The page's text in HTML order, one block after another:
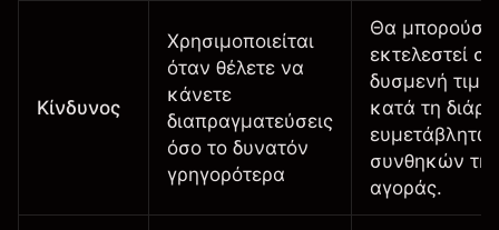
Κίνδυνος
Χρησιμοποιείται
όταν θέλετε να
κάνετε
διαπραγματεύσεις
όσο το δυνατόν
γρηγορότερα
Θα μπορούσε
εκτελεστεί σε
δυσμενή τιμή
κατά τη
συνθηκών της
αγοράς.